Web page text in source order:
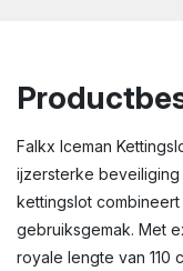
Falkx Iceman
ijzersterke beveiliging
kettingslot
gebruiksgemak. Met
royale lengte van 110